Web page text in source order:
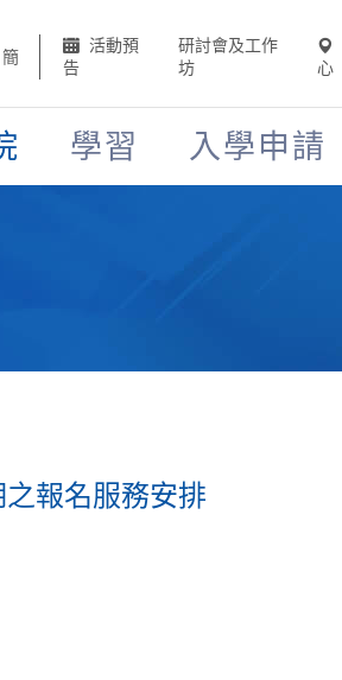
簡
活動預
告
研討會及工作
坊
心
學習 入學申請
報名服務安排